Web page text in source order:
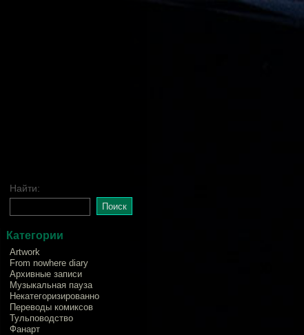
Найти:
Категории
Artwork
From nowhere diary
Архивные записи
Музыкальная пауза
Некатегоризированно
Переводы комиксов
Тульповодство
Фанарт